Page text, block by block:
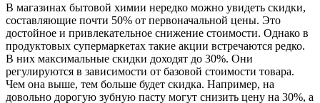
В магазинах бытовой химии нередко можно увидеть скидки,
составляющие почти 50% от первоначальной цены. Это
достойное и привлекательное снижение стоимости. Однако в
продуктовых супермаркетах такие акции встречаются редко.
В них максимальные скидки доходят до 30%. Они
регулируются в зависимости от базовой стоимости товара.
Чем она выше, тем больше будет скидка. Например, на
довольно дорогую зубную пасту могут снизить цену на 30%, а